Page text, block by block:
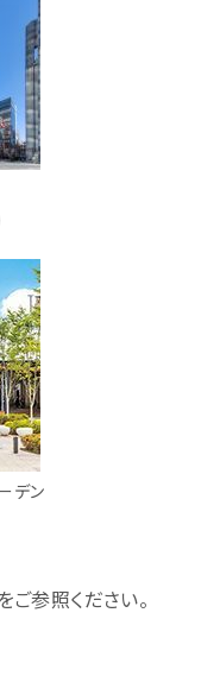
デン
参照ください。